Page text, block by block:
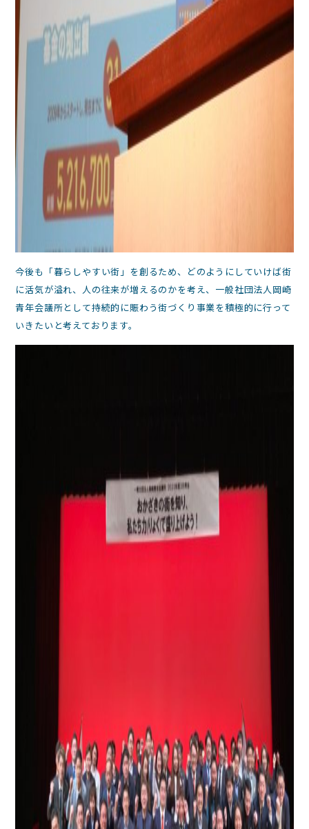
今後も「暮らしやすい街」を創るため、どのようにしていけば街
に活気が溢れ、人の往来が増えるのかを考え、一般社団法人岡崎
青年会議所として持続的に賑わう街づくり事業を積極的に行って
いきたいと考えております。